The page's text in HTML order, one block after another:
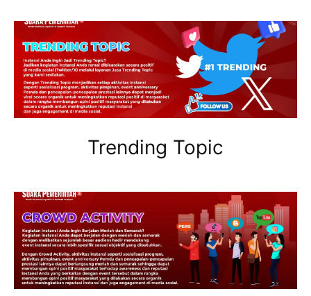
Trending Topic